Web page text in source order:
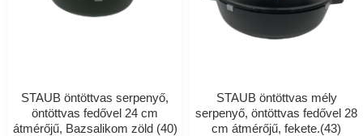
STAUB öntöttvas serpenyő,
öntöttvas fedővel 24 cm
átmérőjű, Bazsalikom zöld (40)
STAUB öntöttvas mély
serpenyő, öntöttvas fedővel 28
cm átmérőjű, fekete.(43)